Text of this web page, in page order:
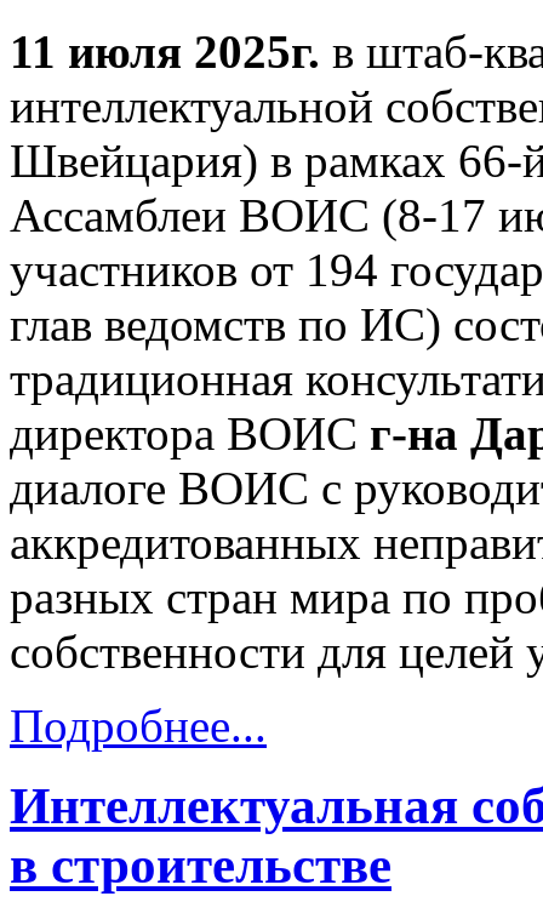
11 июля 2025г. в штаб-
интеллектуальной
Швейцария) в рамках 66-
Ассамблеи ВОИС (8-17
участников от 194
глав ведомств по ИС)
традиционная
директора ВОИС г-на
диалоге ВОИС с
аккредитованных
разных стран мира по
собственности для
Подробнее...
Интеллектуальная
в строительстве